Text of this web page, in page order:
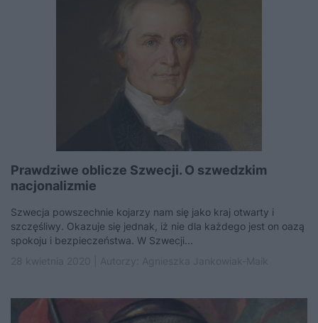
Prawdziwe oblicze Szwecji. O szwedzkim
nacjonalizmie
Szwecja powszechnie kojarzy nam się jako kraj otwarty i
szczęśliwy. Okazuje się jednak, iż nie dla każdego jest on oazą
spokoju i bezpieczeństwa. W Szwecji...